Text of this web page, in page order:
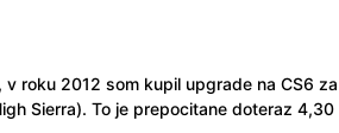
roku 2012 som kupil upgrade na CS6
Sierra). To je prepocitane doteraz 4,30